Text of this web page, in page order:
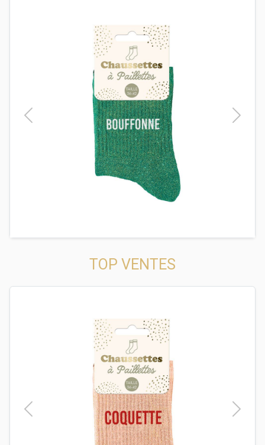
Previous Next
TOP VENTES
Previous Next